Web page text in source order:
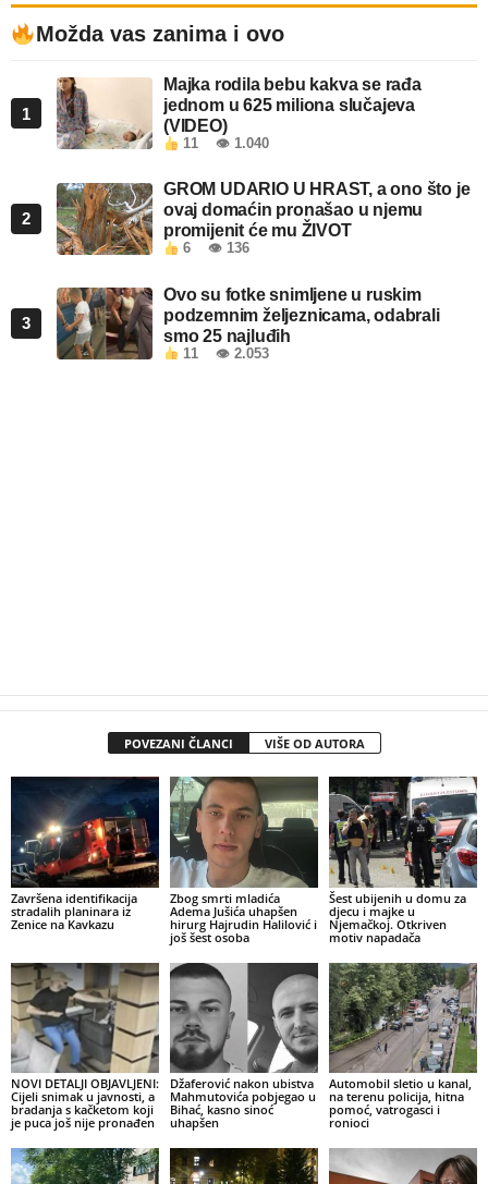
Možda vas zanima i ovo
1
Majka rodila bebu kakva se rađa
jednom u 625 miliona slučajeva
(VIDEO)
11 👁 1.040
2
GROM UDARIO U HRAST, a ono što je
ovaj domaćin pronašao u njemu
promijenit će mu ŽIVOT
6 👁 136
3
Ovo su fotke snimljene u ruskim
podzemnim željeznicama, odabrali
smo 25 najluđih
11 👁 2.053
POVEZANI ČLANCI VIŠE OD AUTORA
Završena identifikacija
stradalih planinara iz
Zenice na Kavkazu
Zbog smrti mladića
Adema Jušića uhapšen
hirurg Hajrudin Halilović i
još šest osoba
Šest ubijenih u domu za
djecu i majke u
Njemačkoj. Otkriven
motiv napadača
NOVI DETALJI OBJAVLJENI:
Cijeli snimak u javnosti, a
bradanja s kačketom koji
je puca još nije pronađen
Džaferović nakon ubistva
Mahmutovića pobjegao u
Bihać, kasno sinoć
uhapšen
Automobil sletio u kanal,
na terenu policija, hitna
pomoć, vatrogasci i
ronioci